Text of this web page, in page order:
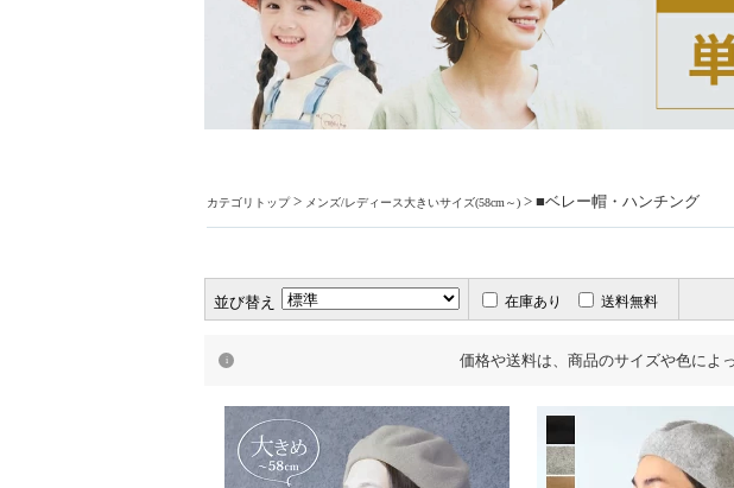
カテゴリトップ> メンズ/レディース大きいサイズ(58cm～) > ■ベレー帽・ハンチング
並び替え 在庫あり 送料無料
価格や送料は、商品のサイズや色によ